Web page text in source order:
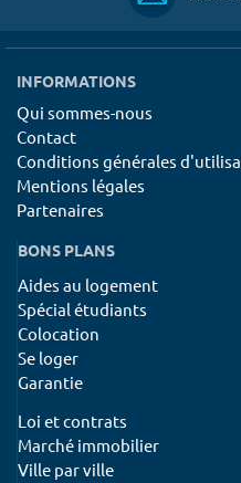
INFORMATIONS
Qui sommes-nous
Contact
Conditions générales
Mentions légales
Partenaires
BONS PLANS
Aides au logement
Spécial étudiants
Colocation
Se loger
Garantie
Loi et contrats
Marché immobilier
Ville par ville